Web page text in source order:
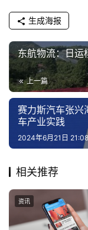
生
科
技
财
育
专
题
登录
生成海报
东航物流：日运
上一篇
赛力斯汽车张兴
车产业实践
2024年6月21日 21:08
相关推荐
资讯